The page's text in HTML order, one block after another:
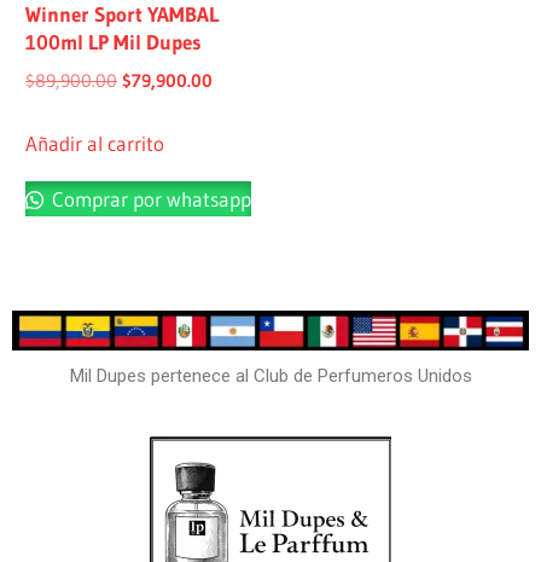
Winner Sport YAMBAL
100ml LP Mil Dupes
$89,900.00 $79,900.00
Añadir al carrito
Comprar por whatsapp
Mil Dupes pertenece al Club de Perfumeros Unidos